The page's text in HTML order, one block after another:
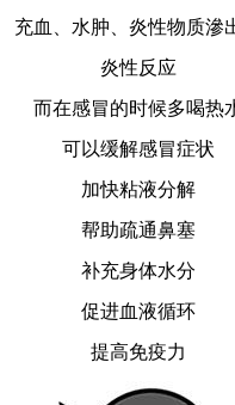
充血、水肿、炎性物质滲
炎性反应
而在感冒的时候多喝热
可以缓解感冒症状
加快粘液分解
帮助疏通鼻塞
补充身体水分
促进血液循环
提高免疫力